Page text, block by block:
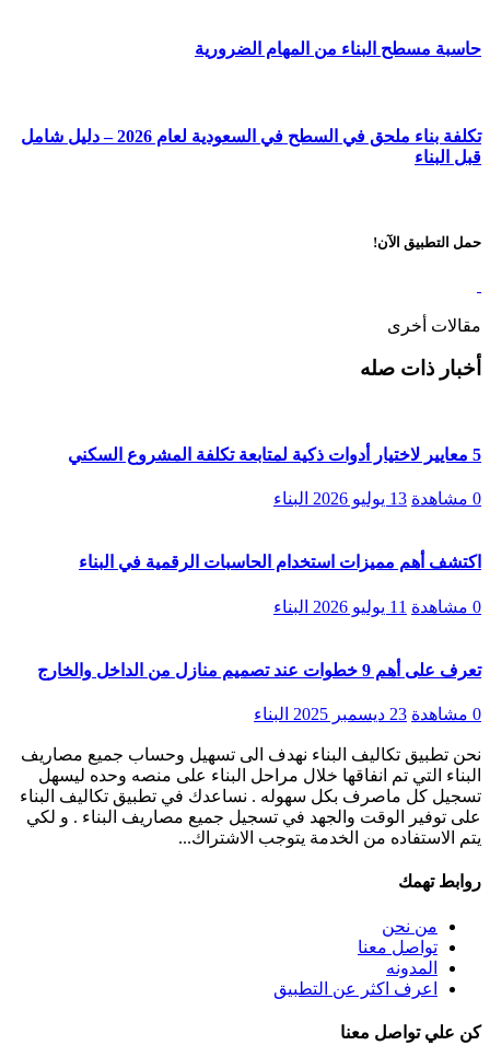
حاسبة مسطح البناء من المهام الضرورية
تكلفة بناء ملحق في السطح في السعودية لعام 2026 – دليل شامل
قبل البناء
حمل التطبيق الآن!
مقالات أخرى
أخبار ذات صله
5 معايير لاختيار أدوات ذكية لمتابعة تكلفة المشروع السكني
0 مشاهدة 13 يوليو 2026 البناء
اكتشف أهم مميزات استخدام الحاسبات الرقمية في البناء
0 مشاهدة 11 يوليو 2026 البناء
تعرف على أهم 9 خطوات عند تصميم منازل من الداخل والخارج
0 مشاهدة 23 ديسمبر 2025 البناء
نحن تطبيق تكاليف البناء نهدف الى تسهيل وحساب جميع مصاريف
البناء التي تم انفاقها خلال مراحل البناء على منصه وحده ليسهل
تسجيل كل ماصرف بكل سهوله . نساعدك في تطبيق تكاليف البناء
على توفير الوقت والجهد في تسجيل جميع مصاريف البناء . و لكي
يتم الاستفاده من الخدمة يتوجب الاشتراك...
روابط تهمك
من نحن
تواصل معنا
المدونه
اعرف اكثر عن التطبيق
كن علي تواصل معنا